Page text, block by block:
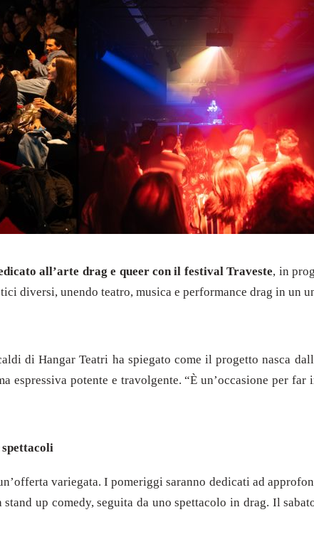
all’arte drag e queer con il festival Traveste, in
diversi, unendo teatro, musica e performance drag in un
di Hangar Teatri ha spiegato come il progetto nasca
espressiva potente e travolgente. “È un’occasione per
variegata. I pomeriggi saranno dedicati ad
up comedy, seguita da uno spettacolo in drag. Il